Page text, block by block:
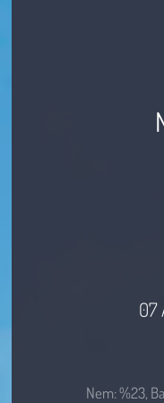
07
Nem: %23,